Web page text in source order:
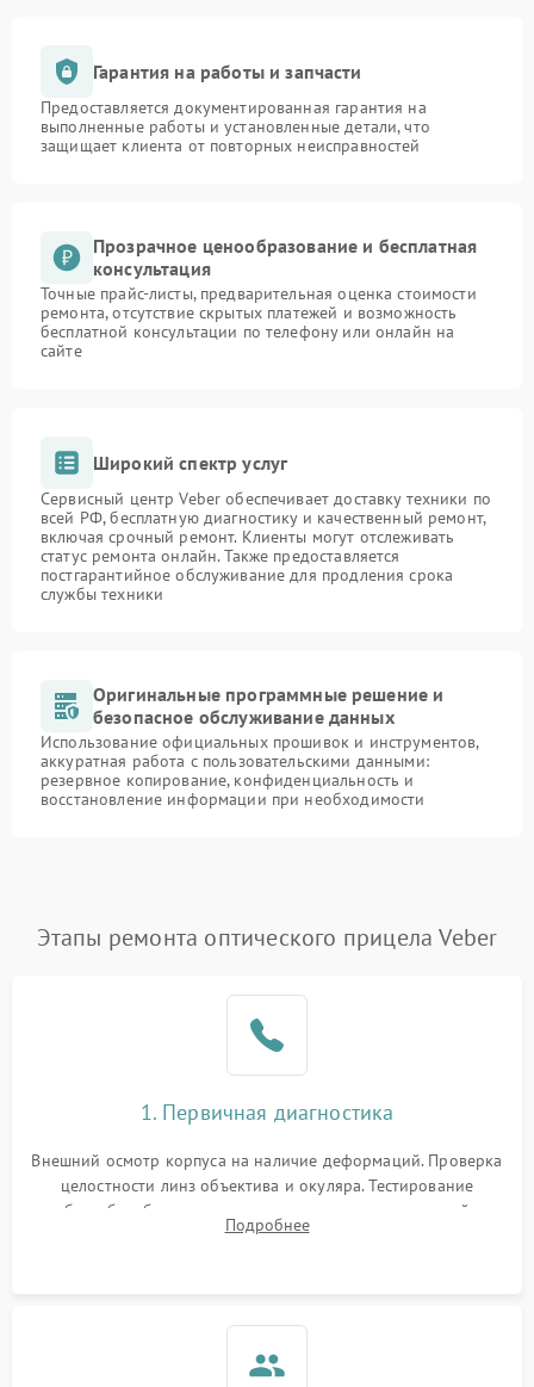
Гарантия на работы и запчасти
Предоставляется документированная гарантия на
выполненные работы и установленные детали, что
защищает клиента от повторных неисправностей
Прозрачное ценообразование и бесплатная
консультация
Точные прайс-листы, предварительная оценка стоимости
ремонта, отсутствие скрытых платежей и возможность
бесплатной консультации по телефону или онлайн на
сайте
Широкий спектр услуг
Сервисный центр Veber обеспечивает доставку техники по
всей РФ, бесплатную диагностику и качественный ремонт,
включая срочный ремонт. Клиенты могут отслеживать
статус ремонта онлайн. Также предоставляется
постгарантийное обслуживание для продления срока
службы техники
Оригинальные программные решение и
безопасное обслуживание данных
Использование официальных прошивок и инструментов,
аккуратная работа с пользовательскими данными:
резервное копирование, конфиденциальность и
восстановление информации при необходимости
Этапы ремонта оптического прицела Veber
1. Первичная диагностика
Внешний осмотр корпуса на наличие деформаций. Проверка
целостности линз объектива и окуляра. Тестирование
работы барабанчиков ввода поправок, кольца отстройки
параллакса и зума. Выявление сколов, внутренних
Подробнее